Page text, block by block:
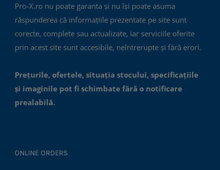
Pro-X.ro nu poate garanta și nu își poate asuma
răspunderea că informațiile prezentate pe site sunt
corecte, complete sau actualizate, iar serviciile oferite
prin acest site sunt accesibile, neîntrerupte și fără erori.
Prețurile, ofertele, situația stocului, specificațiile
și imaginile pot fi schimbate fără o notificare
prealabilă.
ONLINE ORDERS